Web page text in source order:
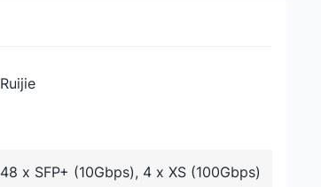
Ruijie
48 x SFP+ (10Gbps), 4 x XS (100Gbps)